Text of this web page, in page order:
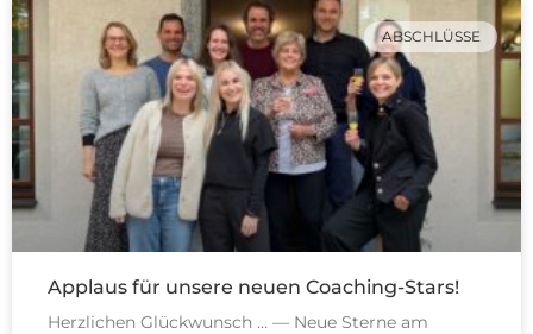
ABSCHLÜSSE
Applaus für unsere neuen Coaching-Stars!
Herzlichen Glückwunsch … — Neue Sterne am